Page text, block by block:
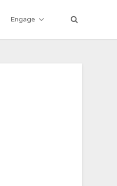
Engage